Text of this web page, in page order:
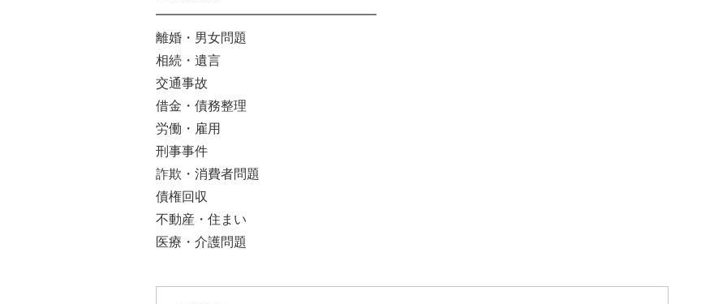
━━━━━━━━━━━━━━━━━
離婚・男女問題
相続・遺言
交通事故
借金・債務整理
労働・雇用
刑事事件
詐欺・消費者問題
債権回収
不動産・住まい
医療・介護問題